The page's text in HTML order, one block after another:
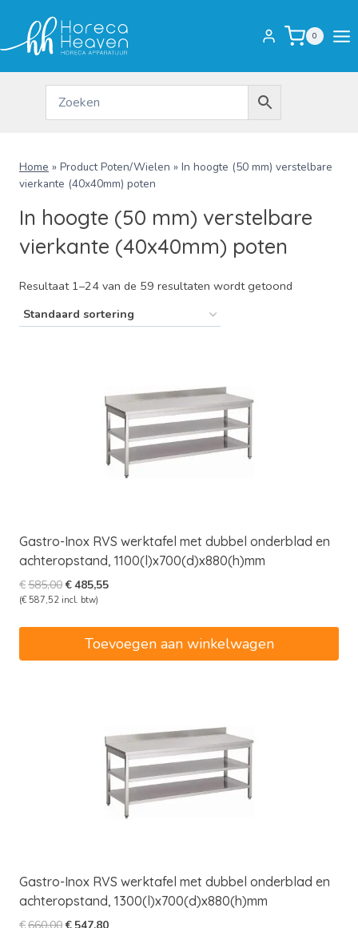
inhoud
0
Home » Product Poten/Wielen » In hoogte (50 mm) verstelbare
vierkante (40x40mm) poten
In hoogte (50 mm) verstelbare
vierkante (40x40mm) poten
Resultaat 1–24 van de 59 resultaten wordt getoond
Gastro-Inox RVS werktafel met dubbel onderblad en
achteropstand, 1100(l)x700(d)x880(h)mm
€585,00Oorspronkelijke
prijs
€485,55Huidige
(€ 587,52 incl. btw)
Toevoegen aan winkelwagen
Gastro-Inox RVS werktafel met dubbel onderblad en
achteropstand, 1300(l)x700(d)x880(h)mm
Oorspronkelijke
Huidige